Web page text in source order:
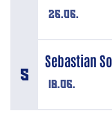
26.06.
18.06.
Sebastian